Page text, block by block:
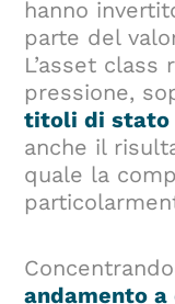
hanno
parte del
L’asset
pressione,
titoli di stato
anche il
quale la
andamento